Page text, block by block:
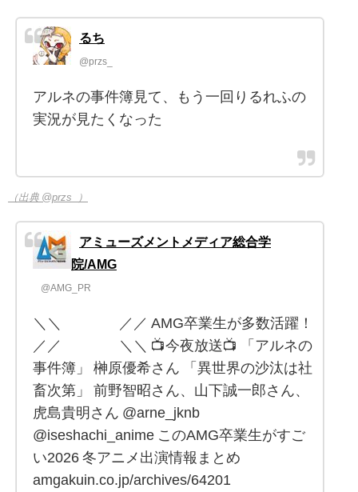
るち
@przs_
アルネの事件簿見て、もう一回りるれふの
実況が見たくなった
（出典 @przs_）
アミューズメントメディア総合学
院/AMG
@AMG_PR
＼＼ ／／ AMG卒業生が多数活躍！
／／ ＼＼ 📺今夜放送📺 「アルネの
事件簿」 榊原優希さん 「異世界の沙汰は社
畜次第」 前野智昭さん、山下誠一郎さん、
虎島貴明さん @arne_jknb
@iseshachi_anime このAMG卒業生がすご
い2026 冬アニメ出演情報まとめ
amgakuin.co.jp/archives/64201